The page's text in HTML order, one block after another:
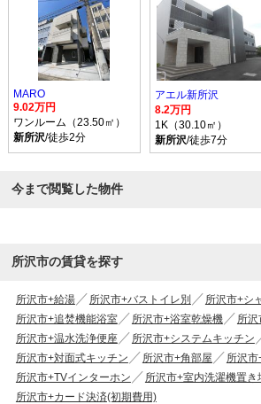
MARO
9.02万円
ワンルーム（23.50㎡）
新所沢/徒歩2分
アエル新所沢
8.2万円
1K（30.10㎡）
新所沢/徒歩7分
今まで閲覧した物件
所沢市の賃貸を探す
所沢市+給湯 所沢市+バストイレ別
所沢市+シ
所沢市+追焚機能浴室
所沢市+浴室乾燥機
所
所沢市+温水洗浄便座
所沢市+システムキッチン
所沢市+対面式キッチン
所沢市+角部屋
所沢市
所沢市+TVインターホン
所沢市+室内洗濯機置き
所沢市+カード決済(初期費用)